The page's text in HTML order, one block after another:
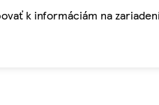
k informáciám na